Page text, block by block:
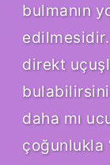
bulmanın
direkt
daha mı
çoğunlukla